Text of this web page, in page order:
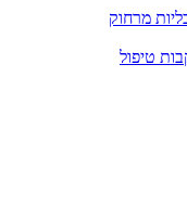
מרחוק
טיפול